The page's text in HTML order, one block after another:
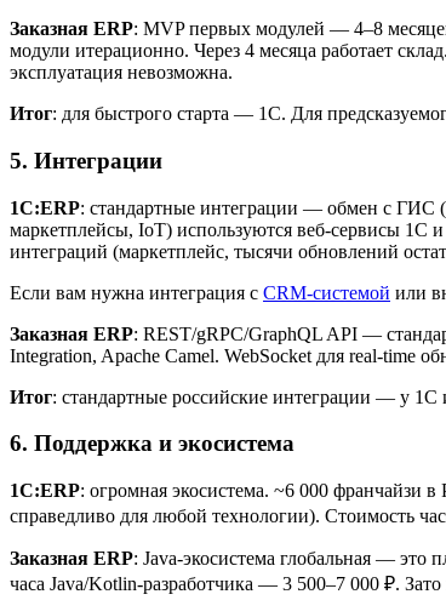
Заказная ERP: MVP первых модулей — 4–8
модули итерационно. Через 4 месяца работает
эксплуатация невозможна.
Итог: для быстрого старта — 1С. Для
5. Интеграции
1С:ERP: стандартные интеграции — обмен с
маркетплейсы, IoT) используются веб-сервисы 1С
интеграций (маркетплейс, тысячи обновлений
Если вам нужна интеграция с CRM-системой или
Заказная ERP: REST/gRPC/GraphQL API —
Integration, Apache Camel. WebSocket для real-time
Итог: стандартные российские интеграции — у 1С
6. Поддержка и экосистема
1С:ERP: огромная экосистема. ~6 000 франчайзи
справедливо для любой технологии). Стоимость
Заказная ERP: Java-экосистема глобальная —
часа Java/Kotlin-разработчика — 3 500–7 000 ₽.